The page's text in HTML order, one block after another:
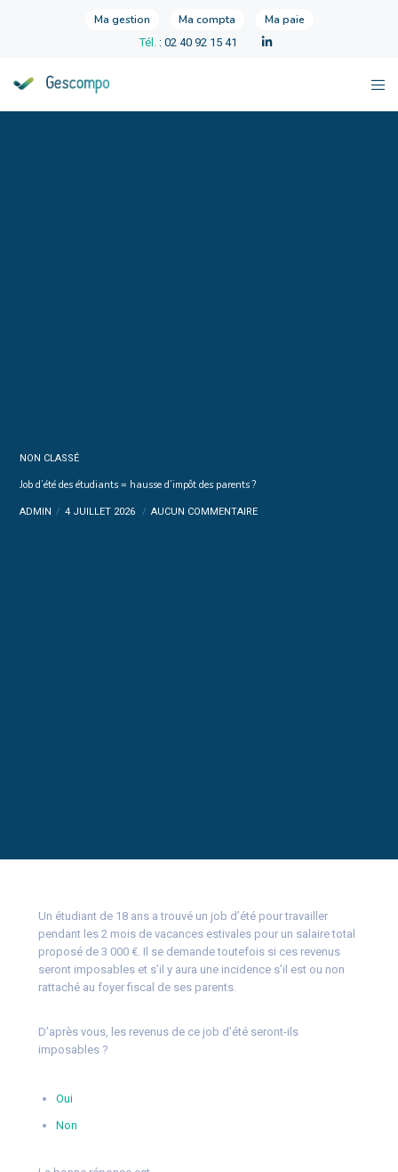
Ma gestion Ma compta Ma paie
Tél. : 02 40 92 15 41
NON CLASSÉ
Job d’été des étudiants = hausse d’impôt des parents ?
ADMIN 4 JUILLET 2026 AUCUN COMMENTAIRE
Un étudiant de 18 ans a trouvé un job d’été pour travailler
pendant les 2 mois de vacances estivales pour un salaire total
proposé de 3 000 €. Il se demande toutefois si ces revenus
seront imposables et s’il y aura une incidence s’il est ou non
rattaché au foyer fiscal de ses parents.
D’après vous, les revenus de ce job d’été seront-ils
imposables ?
Oui
Non